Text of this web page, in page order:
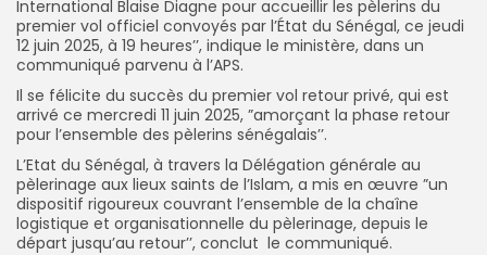
International Blaise Diagne pour accueillir les pèlerins du
premier vol officiel convoyés par l’État du Sénégal, ce jeudi
12 juin 2025, à 19 heures’’, indique le ministère, dans un
communiqué parvenu à l’APS.
Il se félicite du succès du premier vol retour privé, qui est
arrivé ce mercredi 11 juin 2025, ”amorçant la phase retour
pour l’ensemble des pèlerins sénégalais’’.
L’Etat du Sénégal, à travers la Délégation générale au
pèlerinage aux lieux saints de l’Islam, a mis en œuvre ”un
dispositif rigoureux couvrant l’ensemble de la chaîne
logistique et organisationnelle du pèlerinage, depuis le
départ jusqu’au retour’’, conclut le communiqué.